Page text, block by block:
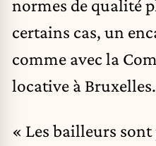
normes de qualité
certains cas, un
comme avec la
locative à Bruxelles.
« Les bailleurs